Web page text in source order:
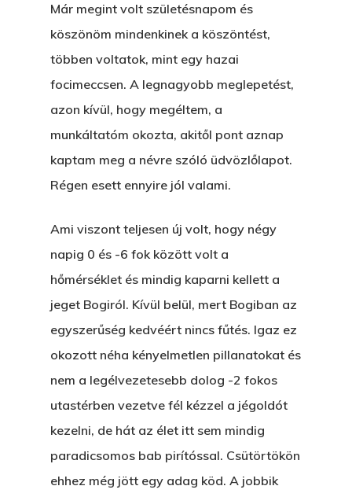
Már megint volt születésnapom és
köszönöm mindenkinek a köszöntést,
többen voltatok, mint egy hazai
focimeccsen. A legnagyobb meglepetést,
azon kívül, hogy megéltem, a
munkáltatóm okozta, akitől pont aznap
kaptam meg a névre szóló üdvözlőlapot.
Régen esett ennyire jól valami.
Ami viszont teljesen új volt, hogy négy
napig 0 és -6 fok között volt a
hőmérséklet és mindig kaparni kellett a
jeget Bogiról. Kívül belül, mert Bogiban az
egyszerűség kedvéért nincs fűtés. Igaz ez
okozott néha kényelmetlen pillanatokat és
nem a legélvezetesebb dolog -2 fokos
utastérben vezetve fél kézzel a jégoldót
kezelni, de hát az élet itt sem mindig
paradicsomos bab pirítóssal. Csütörtökön
ehhez még jött egy adag köd. A jobbik